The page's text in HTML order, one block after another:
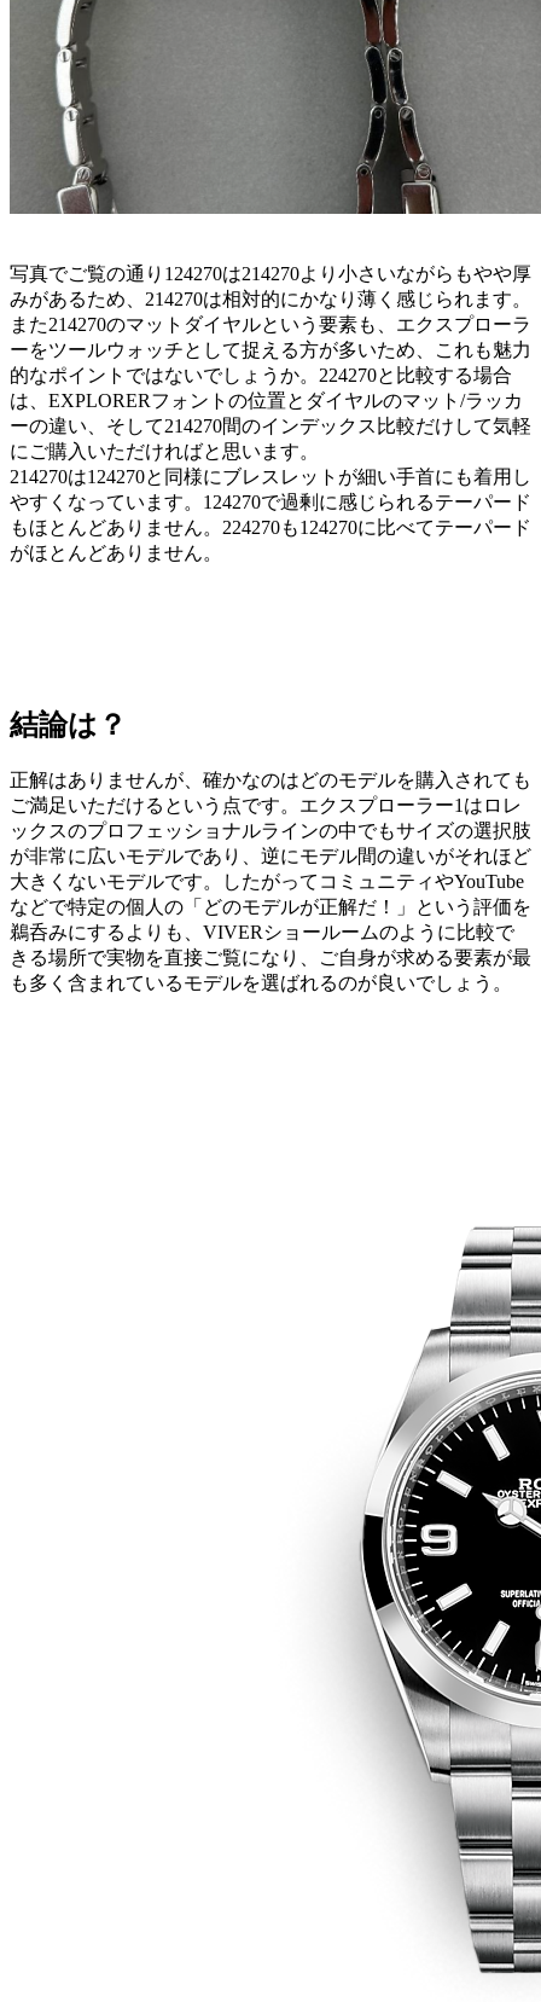
写真でご覧の通り124270は214270より小さいながらもやや厚
みがあるため、214270は相対的にかなり薄く感じられます。
また214270のマットダイヤルという要素も、エクスプローラ
ーをツールウォッチとして捉える方が多いため、これも魅力
的なポイントではないでしょうか。224270と比較する場合
は、EXPLORERフォントの位置とダイヤルのマット/ラッカ
ーの違い、そして214270間のインデックス比較だけして気軽
にご購入いただければと思います。
214270は124270と同様にブレスレットが細い手首にも着用し
やすくなっています。124270で過剰に感じられるテーパード
もほとんどありません。224270も124270に比べてテーパード
がほとんどありません。
結論は？
正解はありませんが、確かなのはどのモデルを購入されても
ご満足いただけるという点です。エクスプローラー1はロレ
ックスのプロフェッショナルラインの中でもサイズの選択肢
が非常に広いモデルであり、逆にモデル間の違いがそれほど
大きくないモデルです。したがってコミュニティやYouTube
などで特定の個人の「どのモデルが正解だ！」という評価を
鵜呑みにするよりも、VIVERショールームのように比較で
きる場所で実物を直接ご覧になり、ご自身が求める要素が最
も多く含まれているモデルを選ばれるのが良いでしょう。